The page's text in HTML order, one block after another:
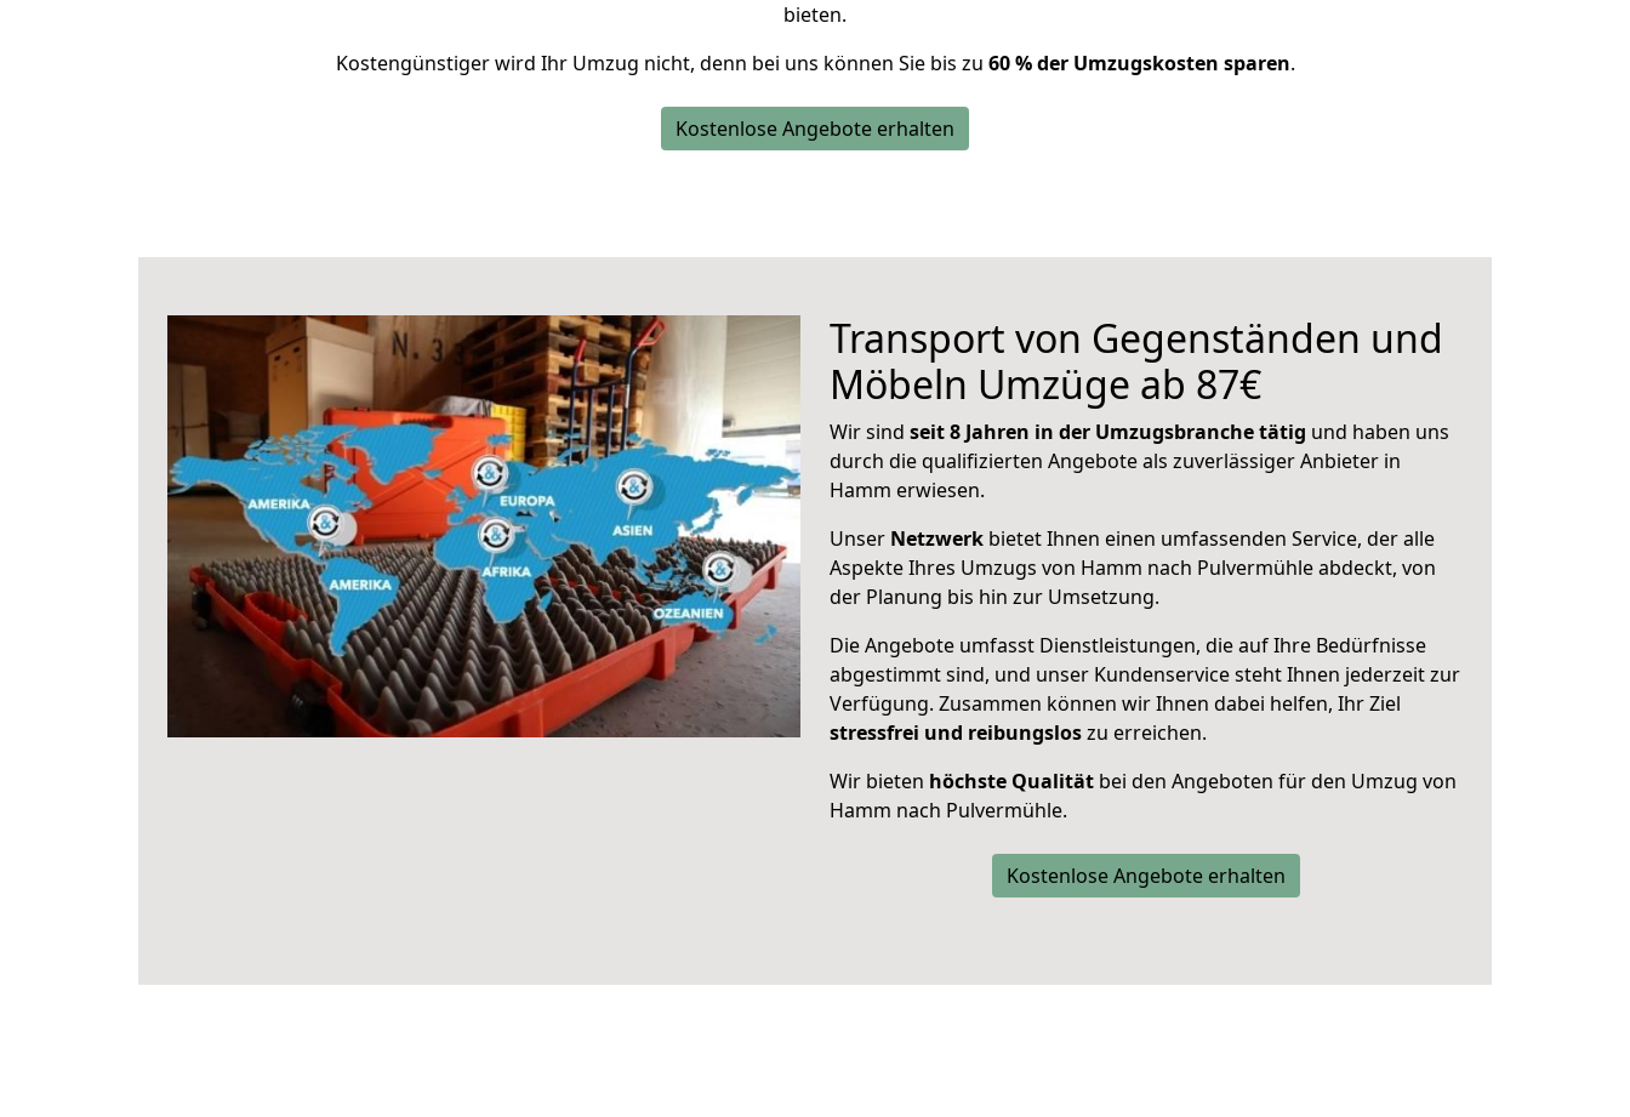
bieten.
Kostengünstiger wird Ihr Umzug nicht, denn bei uns können Sie bis zu 60 % der Umzugskosten sparen.
Kostenlose Angebote erhalten
Transport von Gegenständen und
Möbeln Umzüge ab 87€
Wir sind seit 8 Jahren in der Umzugsbranche tätig und haben uns
durch die qualifizierten Angebote als zuverlässiger Anbieter in
Hamm erwiesen.
Unser Netzwerk bietet Ihnen einen umfassenden Service, der alle
Aspekte Ihres Umzugs von Hamm nach Pulvermühle abdeckt, von
der Planung bis hin zur Umsetzung.
Die Angebote umfasst Dienstleistungen, die auf Ihre Bedürfnisse
abgestimmt sind, und unser Kundenservice steht Ihnen jederzeit zur
Verfügung. Zusammen können wir Ihnen dabei helfen, Ihr Ziel
stressfrei und reibungsloszu erreichen.
Wir bieten höchste Qualität bei den Angeboten für den Umzug von
Hamm nach Pulvermühle.
Kostenlose Angebote erhalten